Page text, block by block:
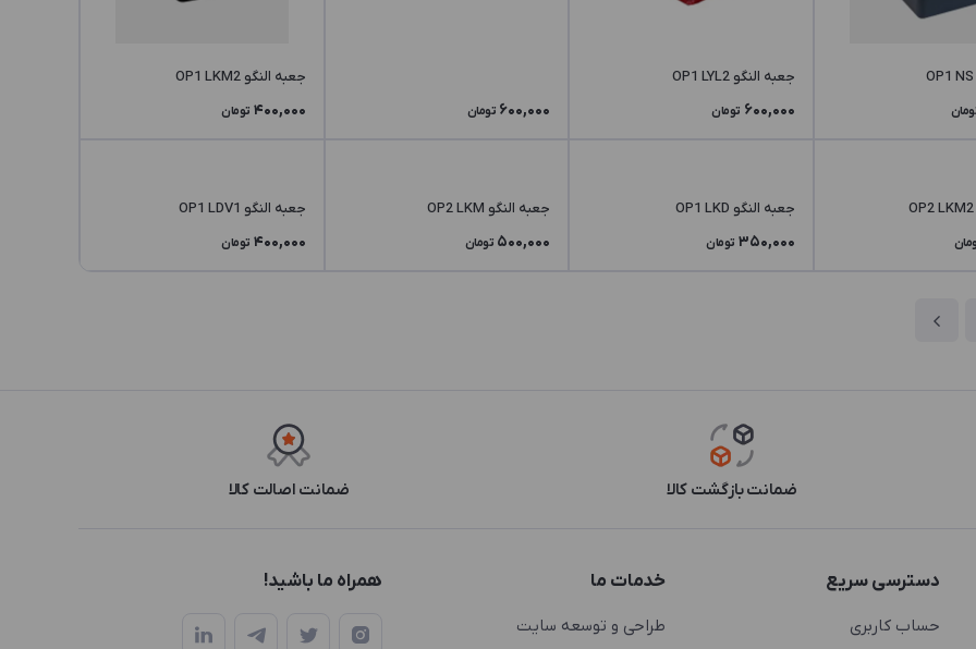
جعبه النگو OP1 LYL2
600,000 تومان 600,000 تومان
جعبه النگو OP1 LKM2
400,000 تومان
جعبه النگو OP1 LKD
350,000 تومان
جعبه النگو OP2 LKM
500,000 تومان
جعبه النگو OP1 LDV1
400,000 تومان
ضمانت بازگشت کالا ضمانت اصالت کالا
دسترسی سریع
حساب کاربری
خدمات ما
طراحی و توسعه سایت
همراه ما باشید!